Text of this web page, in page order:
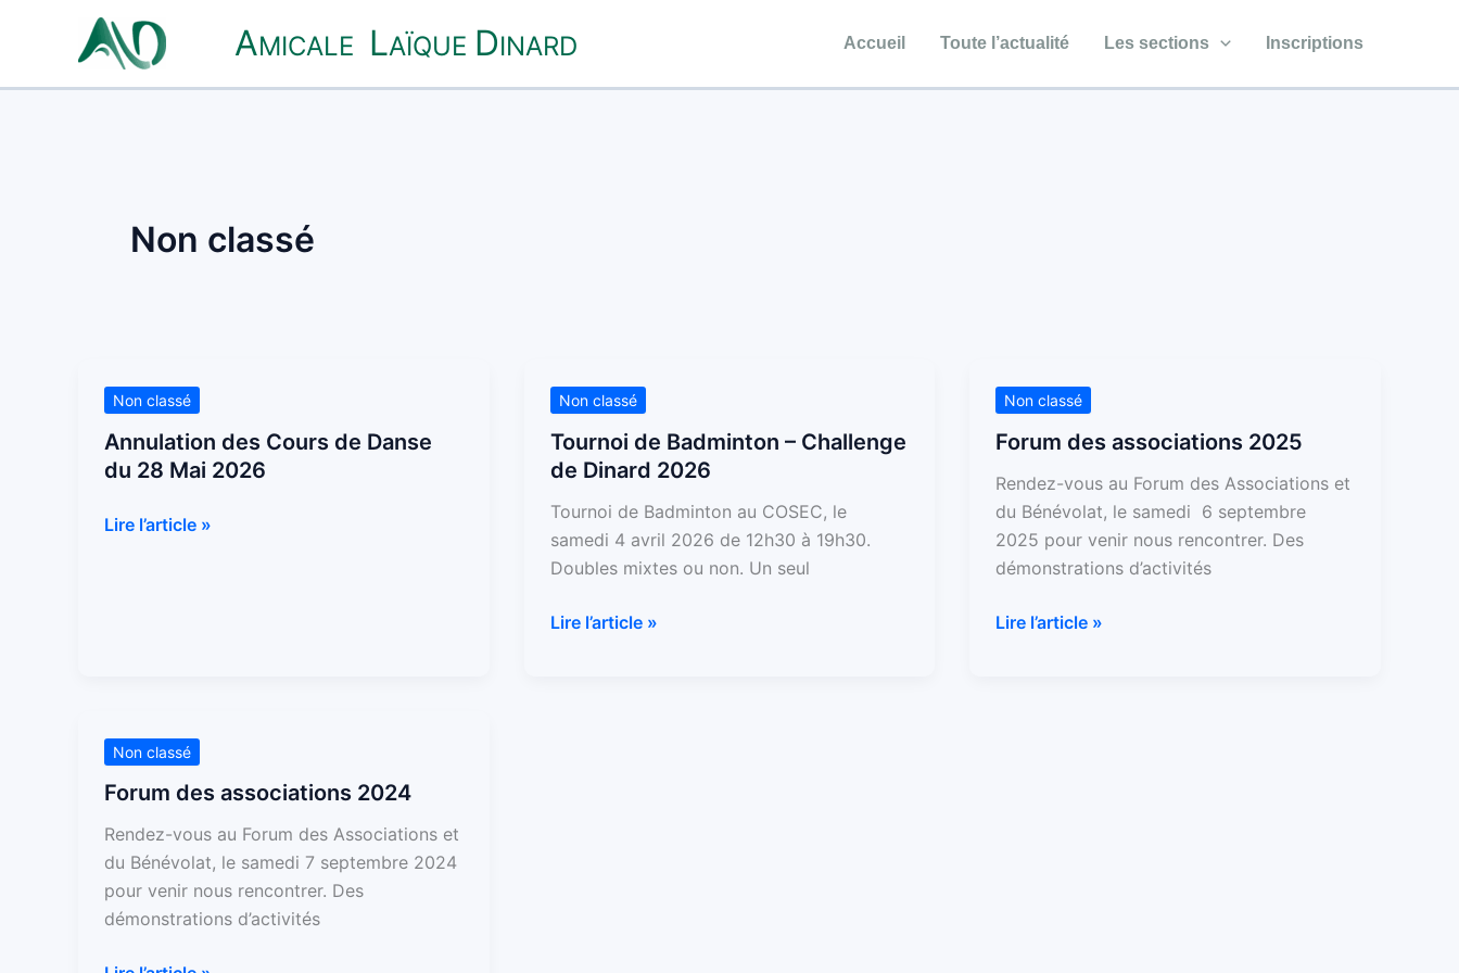
AMICALE LAÏQUE DINARD Accueil Toute l’actualité Les sections Inscriptions
Non classé
Non classé
Annulation des Cours de Danse
du 28 Mai 2026
Annulation
Cours
de
Lire l’article »
Non classé
Tournoi de Badminton – Challenge
de Dinard 2026
Tournoi de Badminton au COSEC, le
samedi 4 avril 2026 de 12h30 à 19h30.
Doubles mixtes ou non. Un seul
Tournoi
Badminton
–
Challenge
de
Dinard
Lire l’article »
Non classé
Forum des associations 2025
Rendez-vous au Forum des Associations et
du Bénévolat, le samedi 6 septembre
2025 pour venir nous rencontrer. Des
démonstrations d’activités
Forum
associations
2025
Lire l’article »
Non classé
Forum des associations 2024
Rendez-vous au Forum des Associations et
du Bénévolat, le samedi 7 septembre 2024
pour venir nous rencontrer. Des
démonstrations d’activités
Forum
associations
2024